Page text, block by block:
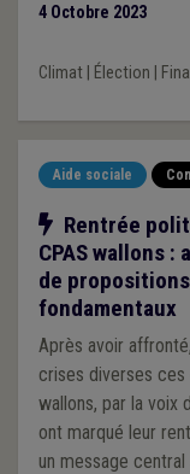
4 Octobre 2023
Climat| Élection
Aide sociale
Notre action
Rentrée
CPAS wallons
de
fondamentaux
Après avoir
crises diverses ces
wallons, par la voix
ont marqué leur
un message